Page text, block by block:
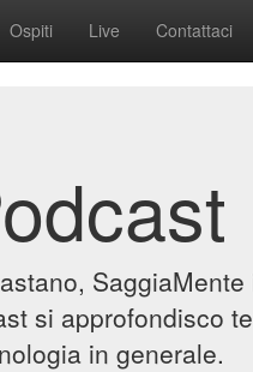
Ospiti Live Contattaci
si approfondisco
in generale.